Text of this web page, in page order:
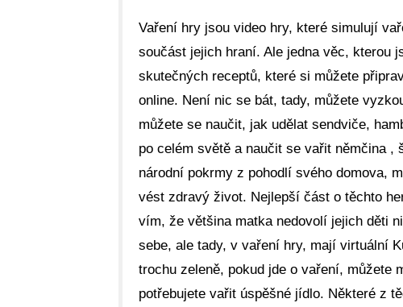
Vaření hry jsou video hry, které simulují
součást jejich hraní. Ale jedna věc, kterou
skutečných receptů, které si můžete
online. Není nic se bát, tady, můžete
můžete se naučit, jak udělat sendviče,
po celém světě a naučit se vařit němčina
národní pokrmy z pohodlí svého domova,
vést zdravý život. Nejlepší část o těchto
vím, že většina matka nedovolí jejich děti
sebe, ale tady, v vaření hry, mají virtuální
trochu zeleně, pokud jde o vaření, můžete
potřebujete vařit úspěšné jídlo. Některé z